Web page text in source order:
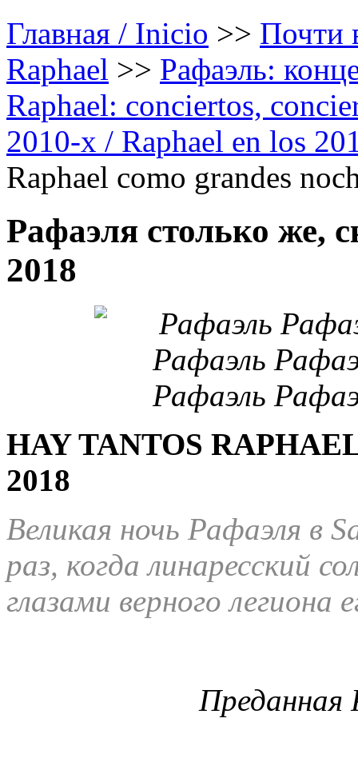
Главная / Inicio >> Почти
Raphael >> Рафаэль:
Raphael: conciertos,
2010-х / Raphael en los
Raphael como grandes
Рафаэля столько же,
2018
HAY TANTOS
2018
Великая ночь Рафаэля в
раз, когда линаресский
глазами верного легиона
Преданная